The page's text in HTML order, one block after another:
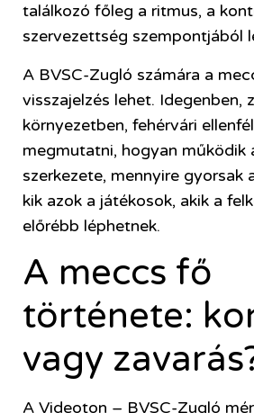
találkozó főleg a ritmus, a
szervezettség szempontjából
A BVSC-Zugló számára a
visszajelzés lehet. Idegenben,
környezetben, fehérvári
megmutatni, hogyan működik
szerkezete, mennyire gyorsak
kik azok a játékosok, akik a
előrébb léphetnek.
A meccs fő
története:
vagy
A Videoton – BVSC-Zugló